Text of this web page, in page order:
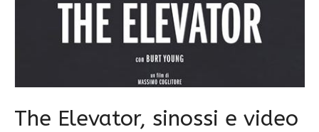
The Elevator, sinossi e video